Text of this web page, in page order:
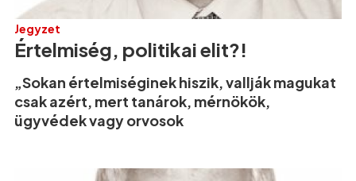
Jegyzet
Értelmiség, politikai elit?!
„Sokan értelmiséginek hiszik, vallják magukat
csak azért, mert tanárok, mérnökök,
ügyvédek vagy orvosok